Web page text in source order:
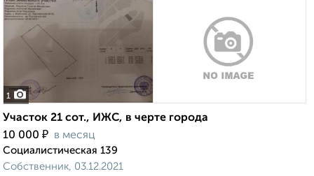
1
Участок 21 сот., ИЖС, в черте города
10 000 ₽ в месяц
Социалистическая 139
Собственник, 03.12.2021